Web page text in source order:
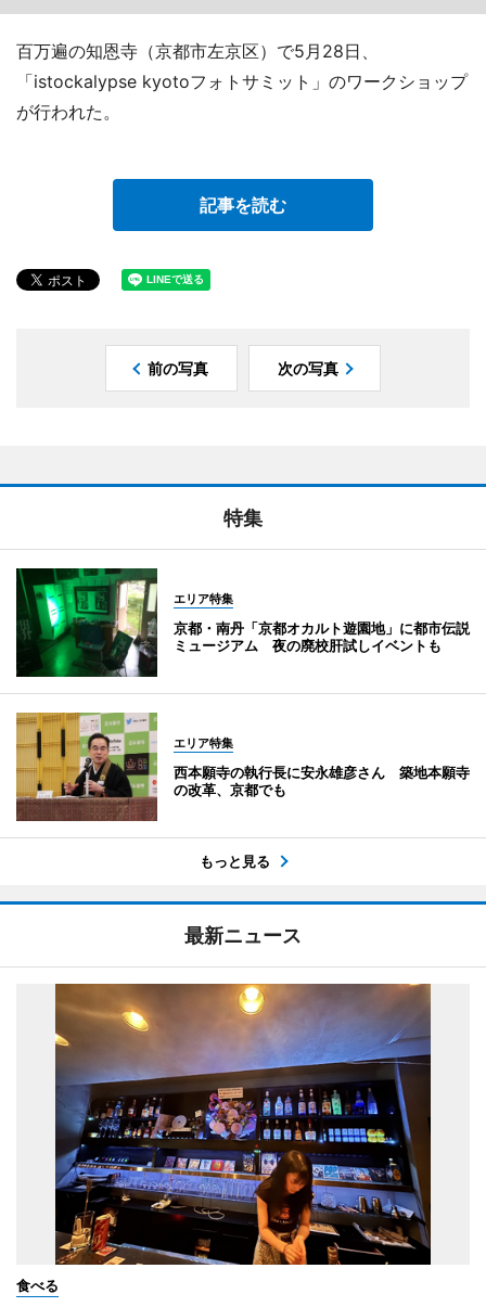
百万遍の知恩寺（京都市左京区）で5月28日、
「istockalypse kyotoフォトサミット」のワークショップ
が行われた。
記事を読む
前の写真 次の写真
特集
エリア特集
京都・南丹「京都オカルト遊園地」に都市伝説
ミュージアム 夜の廃校肝試しイベントも
エリア特集
西本願寺の執行長に安永雄彦さん 築地本願寺
の改革、京都でも
もっと見る
最新ニュース
食べる